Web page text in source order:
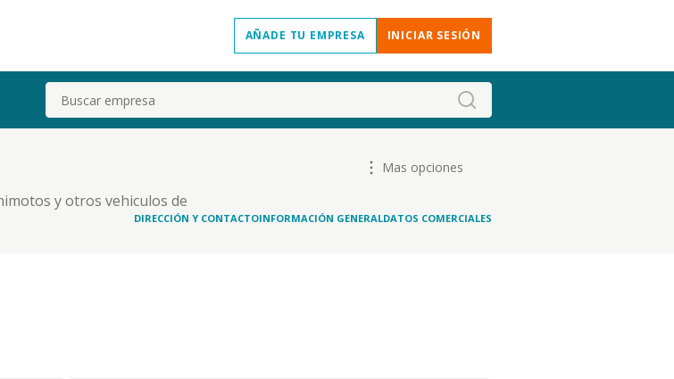
AÑADE TU EMPRESA INICIAR SESIÓN
Buscar
y otros vehiculos de
Mas opciones
DIRECCIÓN Y CONTACTOINFORMACIÓN GENERALDATOS COMERCIALES